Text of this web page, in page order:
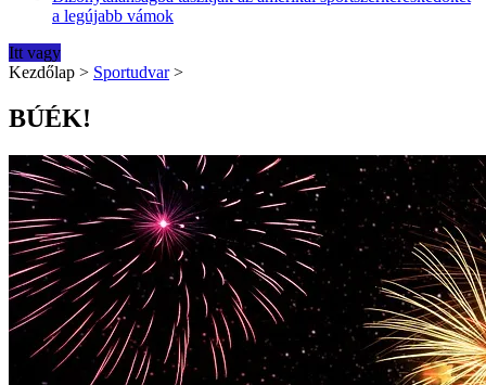
a legújabb vámok
Itt vagy
Kezdőlap > Sportudvar >
BÚÉK!